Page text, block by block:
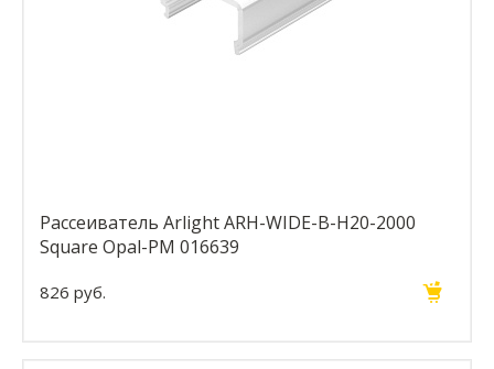
Рассеиватель Arlight ARH-WIDE-B-H20-2000
Square Opal-PM 016639
826 руб.